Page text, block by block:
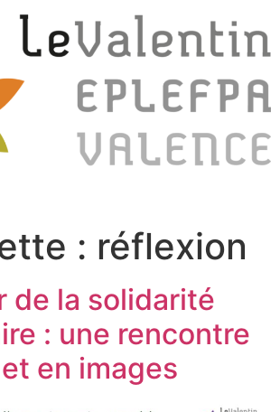
: réflexion
de la solidarité
: une rencontre
en images